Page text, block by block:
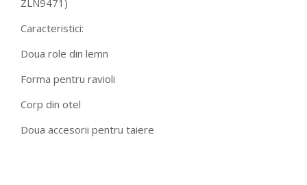
ZLN9471)
Caracteristici:
Doua role din lemn
Forma pentru ravioli
Corp din otel
Doua accesorii pentru taiere